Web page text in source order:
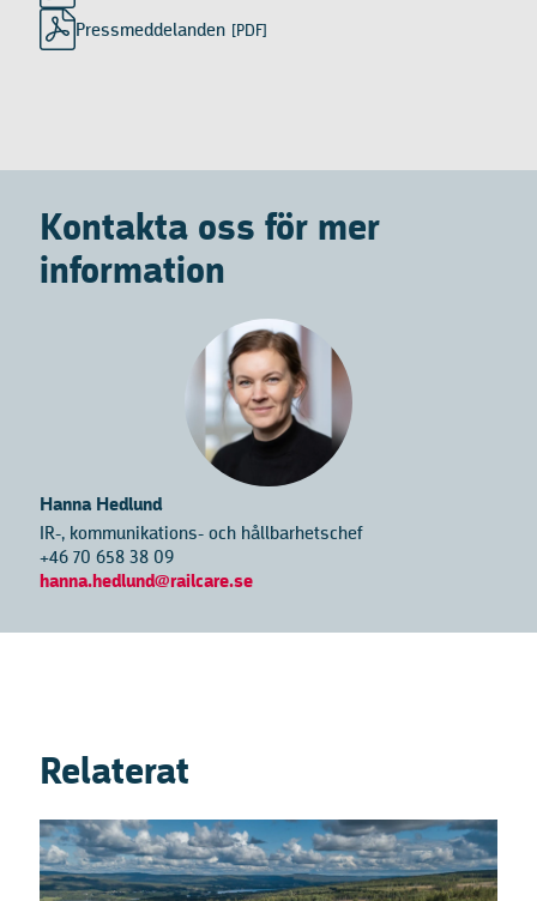
Pressmeddelanden [PDF]
Kontakta oss för mer
information
Hanna Hedlund
IR-, kommunikations- och hållbarhetschef
+46 70 658 38 09
hanna.hedlund@railcare.se
Relaterat